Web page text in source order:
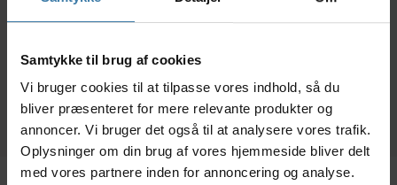
Samtykke til brug af cookies
Vi bruger cookies til at tilpasse vores indhold, så du
bliver præsenteret for mere relevante produkter og
annoncer. Vi bruger det også til at analysere vores trafik.
Oplysninger om din brug af vores hjemmeside bliver delt
med vores partnere inden for annoncering og analyse.
Forventet leveringstid: